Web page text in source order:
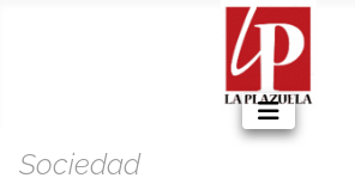
Sociedad